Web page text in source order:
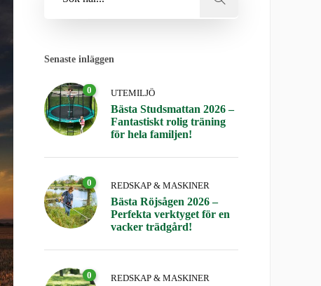
Senaste inläggen
0 UTEMILJÖ
Bästa Studsmattan 2026 –
Fantastiskt rolig träning
för hela familjen!
0 REDSKAP & MASKINER
Bästa Röjsågen 2026 –
Perfekta verktyget för en
vacker trädgård!
0 REDSKAP & MASKINER